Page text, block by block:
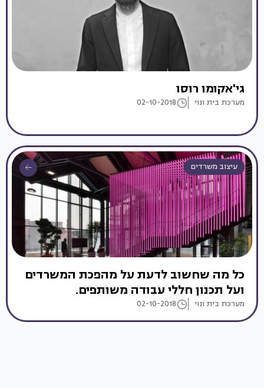
גי'אקומו רוסו
מערכת בית ונוי 02-10-2018
עיצוב משרדים
כל מה שחשוב לדעת על מהפכת המשרדים
ועל תכנון חללי עבודה משותפים.
מערכת בית ונוי 02-10-2018